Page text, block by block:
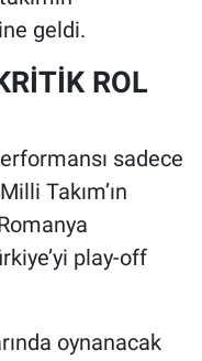
geldi.
ROL
sadece
Takım’ın
play-off
oynanacak